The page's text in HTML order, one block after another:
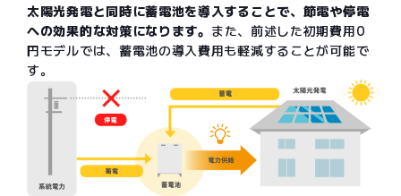
太陽光発電と同時に蓄電池を導入することで、節電や停電
への効果的な対策になります。 また、前述した初期費用0
円モデルでは、蓄電池の導入費用も軽減することが可能で
す。